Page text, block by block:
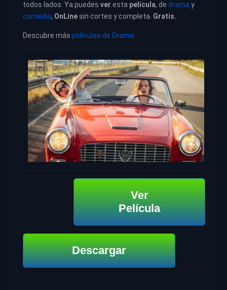
todos lados. Ya puedes ver esta película, de drama y
comedia, OnLine sin cortes y completa. Gratis.
Descubre más películas de Drama
Ver
Película
Descargar